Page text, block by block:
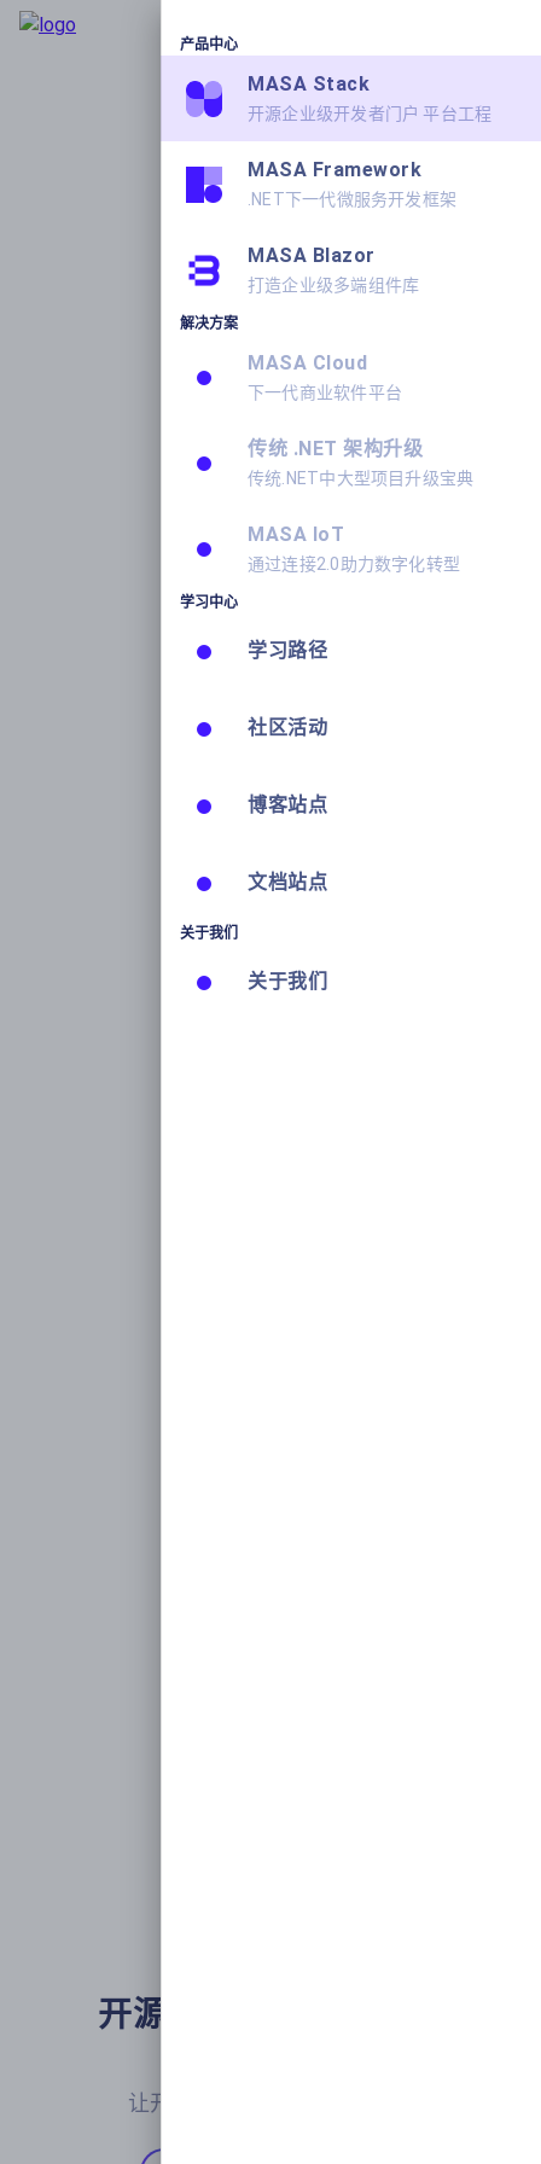
产品中心
MASA Stack
开源企业级开发者门户 平台工程
MASA Framework
.NET下一代微服务开发框架
MASA Blazor
打造企业级多端组件库
解决方案
MASA Cloud
下一代商业软件平台
传统 .NET 架构升级
传统.NET中大型项目升级宝典
MASA IoT
通过连接2.0助力数字化转型
学习中心
学习路径
社区活动
博客站点
文档站点
关于我们
关于我们
开源企业级开发者门户
让开发者聚焦业务价值的实现